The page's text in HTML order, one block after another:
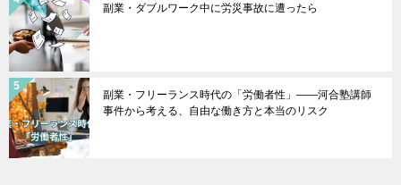
副業・ダブルワーク中に労災事故に遭ったら
副業・フリーランス時代の「労働者性」――河合塾講師
事件から考える、自由な働き方と本当のリスク